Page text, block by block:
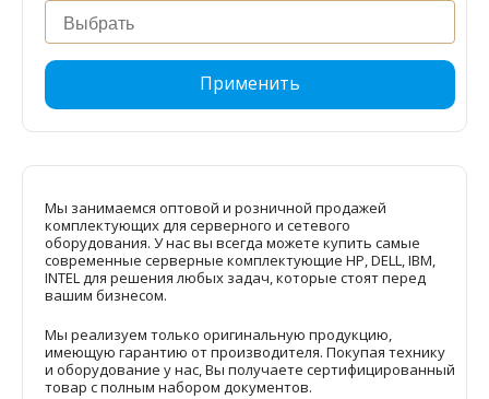
Применить
Мы занимаемся оптовой и розничной продажей
комплектующих для серверного и сетевого
оборудования. У нас вы всегда можете купить самые
современные серверные комплектующие HP, DELL, IBM,
INTEL для решения любых задач, которые стоят перед
вашим бизнесом.
Мы реализуем только оригинальную продукцию,
имеющую гарантию от производителя. Покупая технику
и оборудование у нас, Вы получаете сертифицированный
товар с полным набором документов.